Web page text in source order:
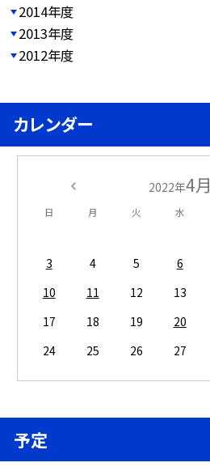
2014年度
2013年度
2012年度
カレンダー
2022年4月
日 月 火 水
3
4 5 6
10
11 12 13
17
18 19 20
24
25 26 27
予定